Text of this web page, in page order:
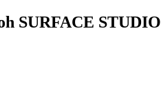
SURFACE STUDIO